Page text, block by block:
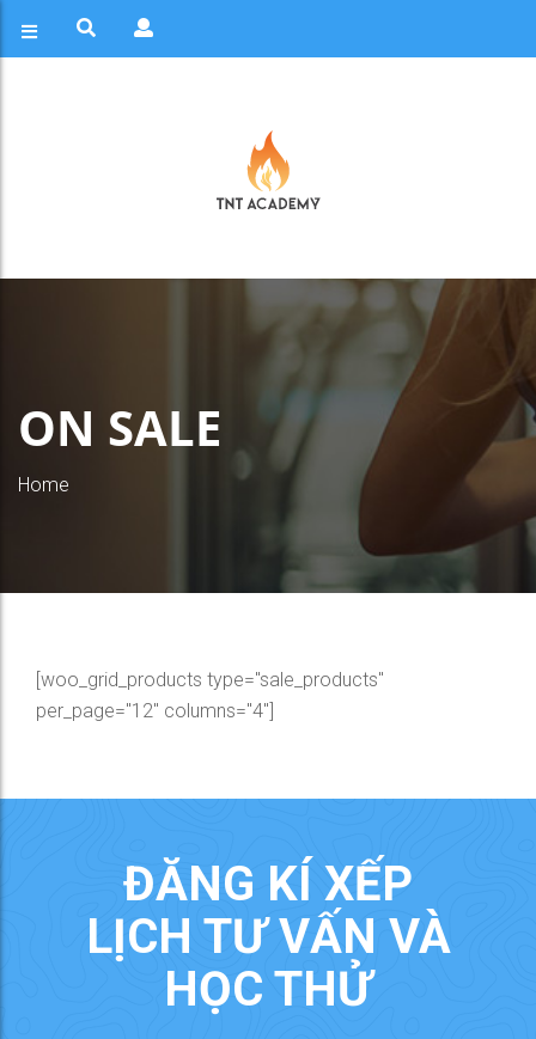
ON SALE
Home
[woo_grid_products type="sale_products"
per_page="12" columns="4"]
ĐĂNG KÍ XẾP
LỊCH TƯ VẤN VÀ
HỌC THỬ